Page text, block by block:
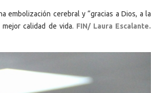
embolización cerebral y “gracias a Dios, a la
calidad de vida. FIN/ Laura Escalante.